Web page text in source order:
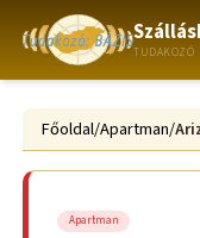
TUDAKOZÓ
Főoldal/Apartman/
Apartman